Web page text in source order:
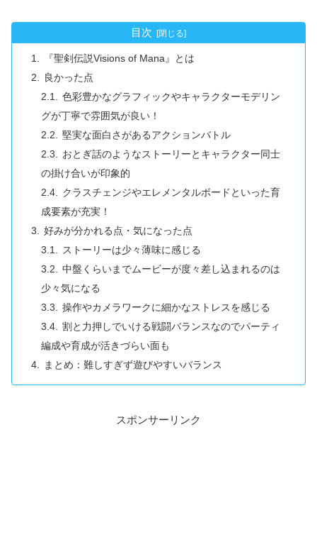
目次
『聖剣伝説Visions of Mana』とは
良かった点
色彩豊かなグラフィックやキャラクターモデリン
グが丁寧で雰囲気が良い！
堅実な面白さがあるアクションバトル
おとぎ話のようなストーリーとキャラクター同士
の掛け合いが印象的
クラスチェンジやエレメンタルボードといった育
成要素が充実！
好みが分かれる点・気になった点
ストーリーは少々薄味に感じる
中盤くらいまでムービーが度々差し込まれるのは
少々気になる
操作やカメラワークに細かなストレスを感じる
割と力押しでいける戦闘バランスなのでパーティ
編成や育成が活きづらい面も
まとめ：難しすぎず遊びやすいバランス
スポンサーリンク